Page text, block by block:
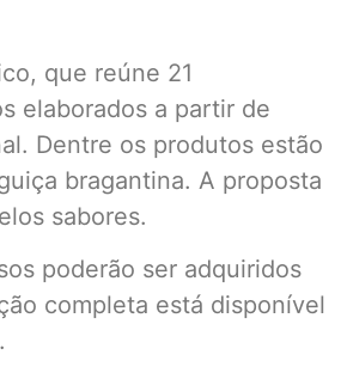
que reúne 21
elaborados a partir de
Dentre os produtos estão
bragantina. A proposta
sabores.
poderão ser adquiridos
completa está disponível
.